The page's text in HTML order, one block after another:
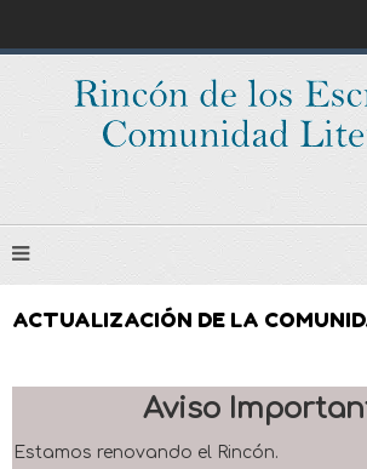
ACTUALIZACIÓN DE LA
Aviso
Estamos renovando el Rincón.